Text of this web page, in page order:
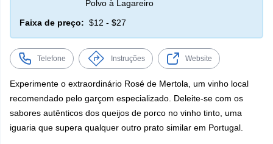
Polvo à Lagareiro
Faixa de preço: $12 - $27
Telefone Instruções Website
Experimente o extraordinário Rosé de Mertola, um vinho local
recomendado pelo garçom especializado. Deleite-se com os
sabores autênticos dos queijos de porco no vinho tinto, uma
iguaria que supera qualquer outro prato similar em Portugal.